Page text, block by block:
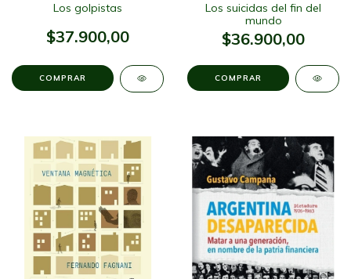
Los golpistas
$37.900,00
Los suicidas del fin del
mundo
$36.900,00